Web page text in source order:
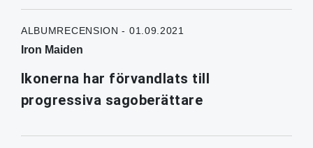
ALBUMRECENSION - 01.09.2021
Iron Maiden
Ikonerna har förvandlats till
progressiva sagoberättare